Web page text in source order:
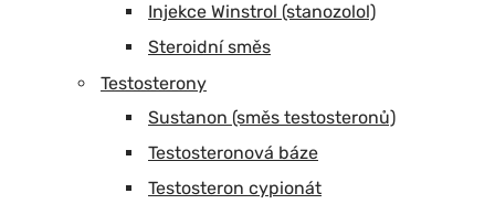
Injekce Winstrol (stanozolol)
Steroidní směs
Testosterony
Sustanon (směs testosteronů)
Testosteronová báze
Testosteron cypionát